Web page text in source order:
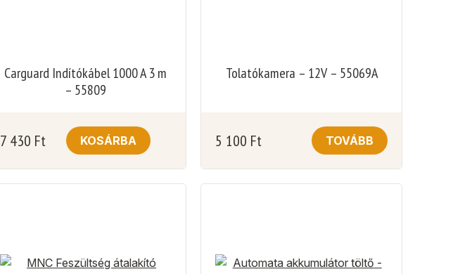
Carguard Indítókábel 1000 A 3 m
– 55809
7 430 Ft KOSÁRBA
Tolatókamera – 12V – 55069A
5 100 Ft TOVÁBB